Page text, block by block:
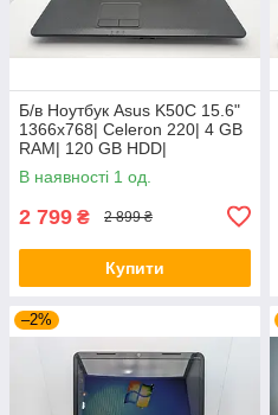
Б/в Ноутбук Asus K50C 15.6"
1366x768| Celeron 220| 4 GB
RAM| 120 GB HDD|
В наявності 1 од.
2 799 ₴ 2 899 ₴
Купити
–2%